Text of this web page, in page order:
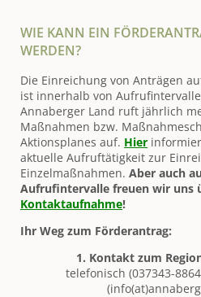
WIE KANN EIN
WERDEN?
Die Einreichung von Anträgen
ist innerhalb von
Annaberger Land ruft jährlich
Maßnahmen bzw.
Aktionsplanes auf. Hier
aktuelle Aufruftätigkeit zur
Einzelmaßnahmen. Aber auch
Aufrufintervalle freuen wir uns
Kontaktaufnahme!
Ihr Weg zum Förderantrag:
1. Kontakt zum
telefonisch (037343-